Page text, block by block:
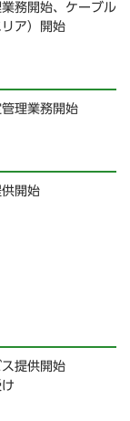
務開始、ケーブル
ア）開始
管理業務開始
開始
提供開始